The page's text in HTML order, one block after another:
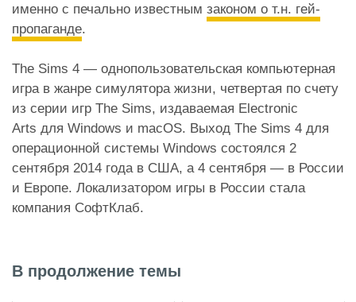
именно с печально известным законом о т.н. гей-
пропаганде.
The Sims 4 — однопользовательская компьютерная
игра в жанре симулятора жизни, четвертая по счету
из серии игр The Sims, издаваемая Electronic
Arts для Windows и macOS. Выход The Sims 4 для
операционной системы Windows состоялся 2
сентября 2014 года в США, а 4 сентября — в России
и Европе. Локализатором игры в России стала
компания СофтКлаб.
В продолжение темы